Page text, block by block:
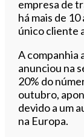
empresa de
há mais de
único cliente
A companhia
anunciou na
20% do
outubro,
devido a um
na Europa.